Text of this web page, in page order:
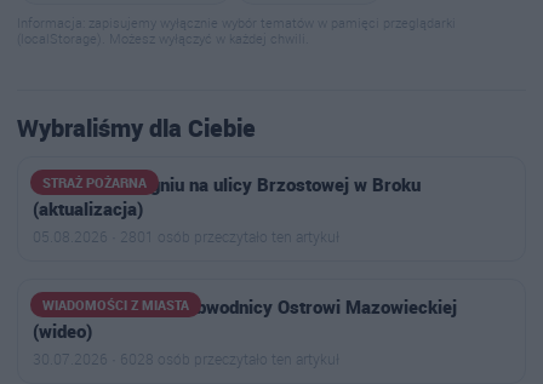
Informacja: zapisujemy wyłącznie wybór tematów w pamięci przeglądarki
(localStorage). Możesz wyłączyć w każdej chwili.
Wybraliśmy dla Ciebie
STRAŻ POŻARNA
Samochód w ogniu na ulicy Brzostowej w Broku
(aktualizacja)
05.08.2026 · 2801 osób przeczytało ten artykuł
WIADOMOŚCI Z MIASTA
Ogromny korek na obwodnicy Ostrowi Mazowieckiej
(wideo)
30.07.2026 · 6028 osób przeczytało ten artykuł